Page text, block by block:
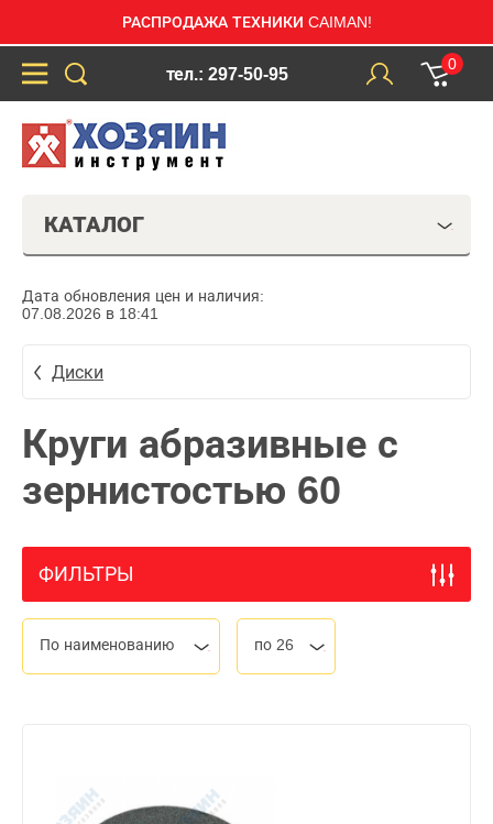
РАСПРОДАЖА ТЕХНИКИ CAIMAN!
тел.: 297-50-95
0
КАТАЛОГ
Дата обновления цен и наличия:
07.08.2026 в 18:41
Диски
Круги абразивные с
зернистостью 60
ФИЛЬТРЫ
По наименованию по 26